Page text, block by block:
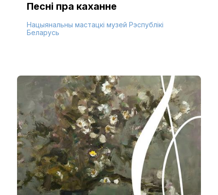
Песні пра каханне
Нацыянальны мастацкі музей Рэспублікі
Беларусь